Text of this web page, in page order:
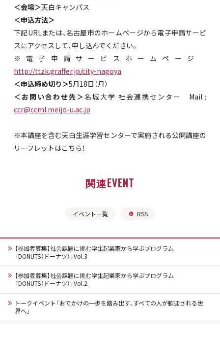
＜会場＞天白キャンパス
＜申込方法＞
下記URLまたは、名古屋市のホームページから電子申請サービ
スにアクセスして、申し込んでください。
※電子申請サービスホームページ
http://ttzk.graffer.jp/city-nagoya
＜申込締め切り＞5月18日（月）
＜お問い合わせ先＞名城大学 社会連携センター Mail :
ccr@ccml.meijo-u.ac.jp
※本講座を含む天白生涯学習センターで実施される公開講座の
リーフレットはこちら！
関連EVENT
イベント一覧 RSS
【参加者募集】社会課題に挑む学生起業家から学ぶプログラム
「DONUTS（ドーナツ）」Vol.3
【参加者募集】社会課題に挑む学生起業家から学ぶプログラム
「DONUTS（ドーナツ）」Vol.2
トークイベント「おでかけの一歩を踏み出す、すべての人が歓迎される世
界へ」